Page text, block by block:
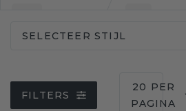
SELECTEER STIJL
FILTERS
20 PER
PAGINA